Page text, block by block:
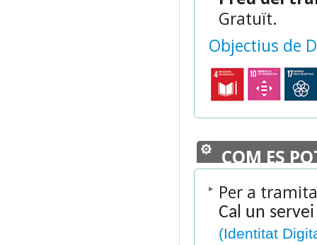
Gratuït.
Objectius de
COM ES
Per a
Cal un
(Identitat